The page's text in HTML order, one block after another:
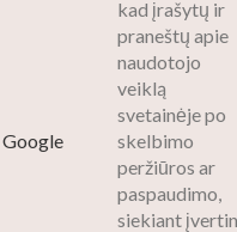
Google
kad įrašytų ir
praneštų apie
naudotojo
veiklą
svetainėje po
skelbimo
peržiūros ar
paspaudimo,
siekiant